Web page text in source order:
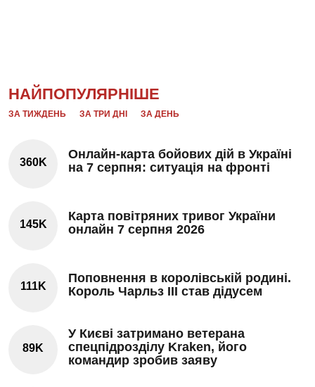
НАЙПОПУЛЯРНІШЕ
ЗА ТИЖДЕНЬ ЗА ТРИ ДНІ ЗА ДЕНЬ
360K
Онлайн-карта бойових дій в Україні
на 7 серпня: ситуація на фронті
145K
Карта повітряних тривог України
онлайн 7 серпня 2026
111K
Поповнення в королівській родині.
Король Чарльз III став дідусем
89K
У Києві затримано ветерана
спецпідрозділу Kraken, його
командир зробив заяву